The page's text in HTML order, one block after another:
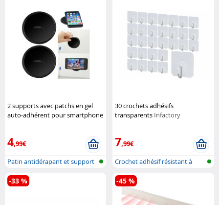
2 supports avec patchs en gel
auto-adhérent pour smartphone
4,99€
Patin antidérapant et support
mural
30 crochets adhésifs
transparents Infactory
7,99€
Crochet adhésif résistant à
l'eau
-33 % -45 %